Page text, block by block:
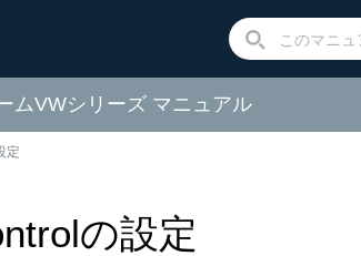
ムVWシリーズ マニュアル
定
の設定